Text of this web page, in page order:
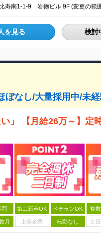
を見る 検討
ぼなし/大量採用中/未
」 【月給26万～】定
問 第二新卒OK ベテランOK 複
月 上場企業 転勤なし 土